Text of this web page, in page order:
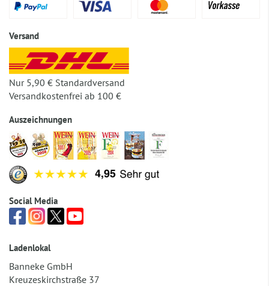
Versand
Nur 5,90 € Standardversand
Versandkostenfrei ab 100 €
Auszeichnungen
Social Media
Ladenlokal
Banneke GmbH
Kreuzeskirchstraße 37